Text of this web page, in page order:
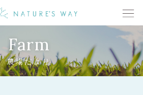
Farm
農場だより